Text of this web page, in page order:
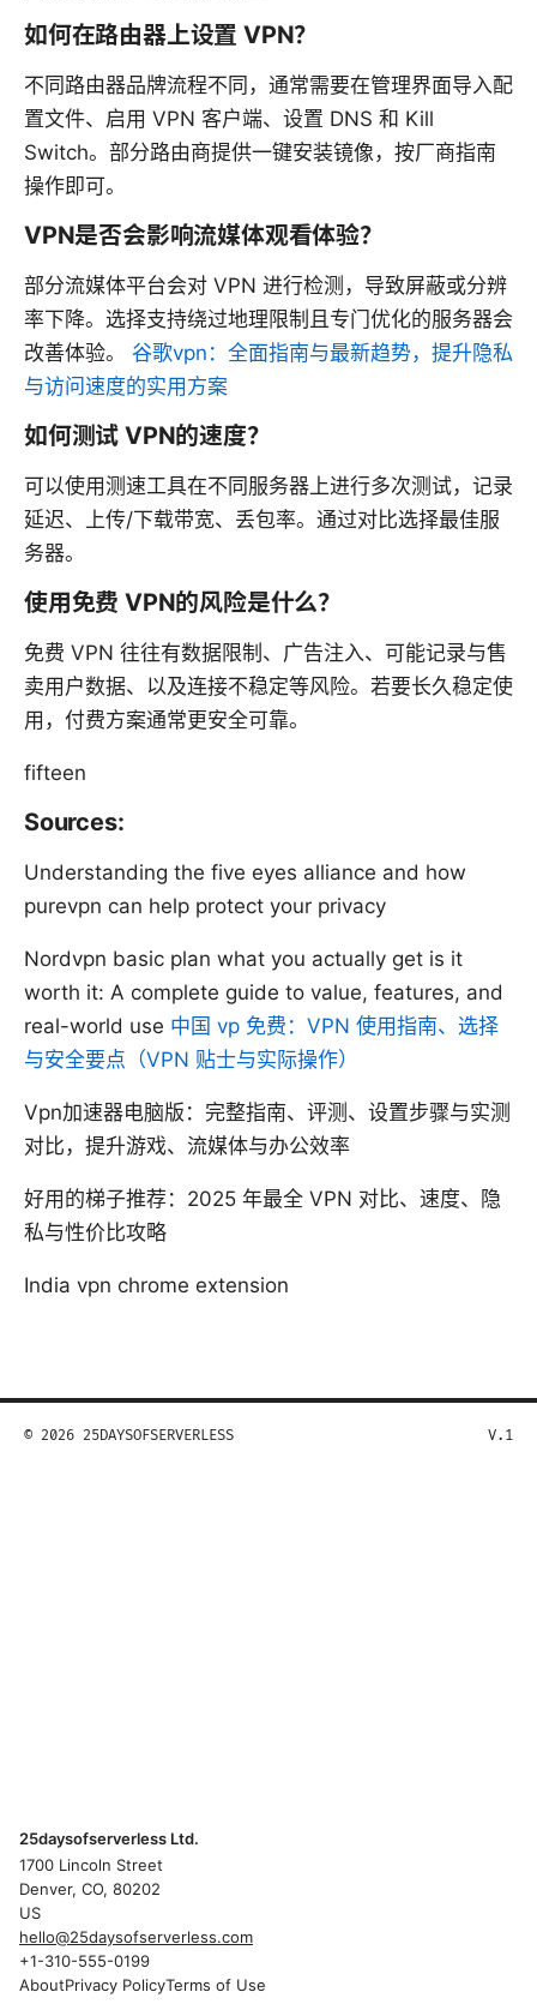
如何在路由器上设置 VPN？
不同路由器品牌流程不同，通常需要在管理界面导入配
置文件、启用 VPN 客户端、设置 DNS 和 Kill
Switch。部分路由商提供一键安装镜像，按厂商指南
操作即可。
VPN是否会影响流媒体观看体验？
部分流媒体平台会对 VPN 进行检测，导致屏蔽或分辨
率下降。选择支持绕过地理限制且专门优化的服务器会
改善体验。 谷歌vpn：全面指南与最新趋势，提升隐私
与访问速度的实用方案
如何测试 VPN的速度？
可以使用测速工具在不同服务器上进行多次测试，记录
延迟、上传/下载带宽、丢包率。通过对比选择最佳服
务器。
使用免费 VPN的风险是什么？
免费 VPN 往往有数据限制、广告注入、可能记录与售
卖用户数据、以及连接不稳定等风险。若要长久稳定使
用，付费方案通常更安全可靠。
fifteen
Sources:
Understanding the five eyes alliance and how
purevpn can help protect your privacy
Nordvpn basic plan what you actually get is it
worth it: A complete guide to value, features, and
real-world use 中国 vp 免费：VPN 使用指南、选择
与安全要点（VPN 贴士与实际操作）
Vpn加速器电脑版：完整指南、评测、设置步骤与实测
对比，提升游戏、流媒体与办公效率
好用的梯子推荐：2025 年最全 VPN 对比、速度、隐
私与性价比攻略
India vpn chrome extension
© 2026 25DAYSOFSERVERLESS V.1
25daysofserverless Ltd.
1700 Lincoln Street
Denver, CO, 80202
US
hello@25daysofserverless.com
+1-310-555-0199
AboutPrivacy PolicyTerms of Use